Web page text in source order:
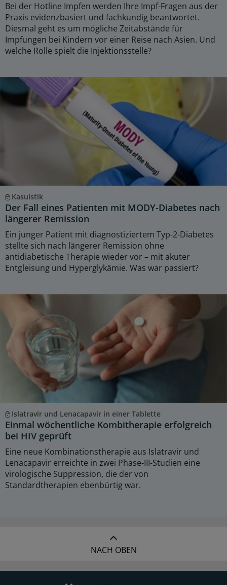
Bei der Hotline Impfen werden Ihre Impf-Fragen aus der
Praxis evidenzbasiert und fachkundig beantwortet.
Diesmal geht es um mögliche Zeitabstände für
Impfungen bei Kindern vor einer Reise nach Asien. Und
welche Rolle spielt die Injektionsstelle?
Kasuistik
Der Fall eines Patienten mit MODY-Diabetes nach
längerer Remission
Ein junger Patient mit diagnostiziertem Typ-2-Diabetes
stellte sich nach längerer Remission ohne
antidiabetische Therapie wieder vor – mit akuter
Entgleisung und Hyperglykämie. Was war passiert?
Islatravir und Lenacapavir in einer Tablette
Einmal wöchentliche Kombitherapie erfolgreich
bei HIV geprüft
Eine neue Kombinationstherapie aus Islatravir und
Lenacapavir erreichte in zwei Phase-III-Studien eine
virologische Suppression, die der von
Standardtherapien ebenbürtig war.
NACH OBEN